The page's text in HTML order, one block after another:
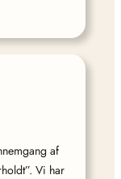
af
Vi har